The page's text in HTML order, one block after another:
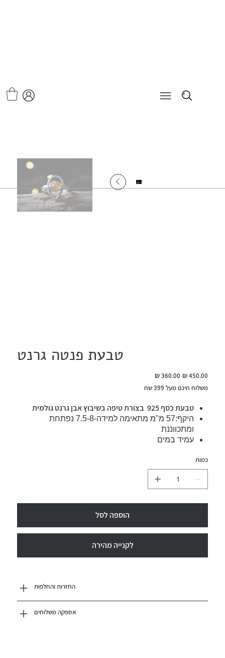
טבעת פנטה גרנט
מחיר
מקורי
מחיר
מבצע
משלוח חינם מעל 399 שח
טבעת כסף 925 בצורת טיפה בשיבוץ אבן גרנט גולמית
היקף:57 מ"מ מתאימה למידה-7.5-8 נפתחת
ומתכווננת
עמיד במים
כמות
הוספה לסל
לקנייה מהירה
החזרות והחלפות
אספקה משלוחים